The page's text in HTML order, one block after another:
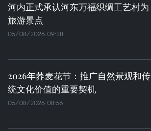
河内正式承认河东万福织绸工艺村为
旅游景点
05/08/2026 09:28
2026年荞麦花节：推广自然景观和传
统文化价值的重要契机
05/08/2026 08:56